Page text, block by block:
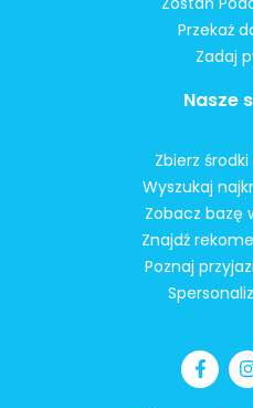
Przekaż
Zadaj
Nasze
Zbierz
Wyszukaj
Zobacz bazę
Znajdź
Poznaj